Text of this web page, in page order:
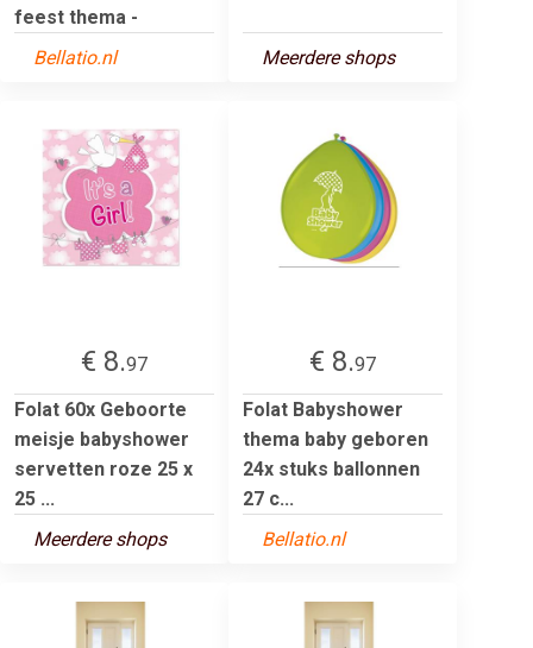
feest thema -
Bellatio.nl
Meerdere shops
€ 8.97
Folat 60x Geboorte
meisje babyshower
servetten roze 25 x
25 ...
Meerdere shops
€ 8.97
Folat Babyshower
thema baby geboren
24x stuks ballonnen
27 c...
Bellatio.nl